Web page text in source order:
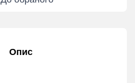
Опис